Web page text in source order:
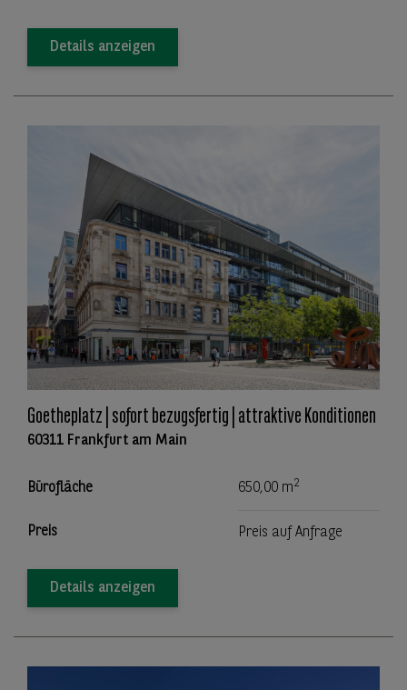
Details anzeigen
Goetheplatz | sofort bezugsfertig | attraktive Konditionen
60311 Frankfurt am Main
Bürofläche 650,00 m2
Preis Preis auf Anfrage
Details anzeigen